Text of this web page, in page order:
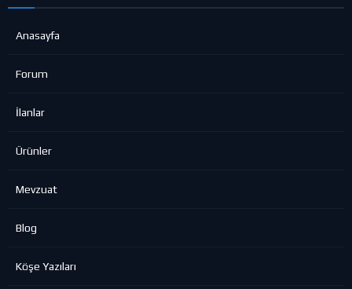
Anasayfa
Forum
İlanlar
Ürünler
Mevzuat
Blog
Köşe Yazıları